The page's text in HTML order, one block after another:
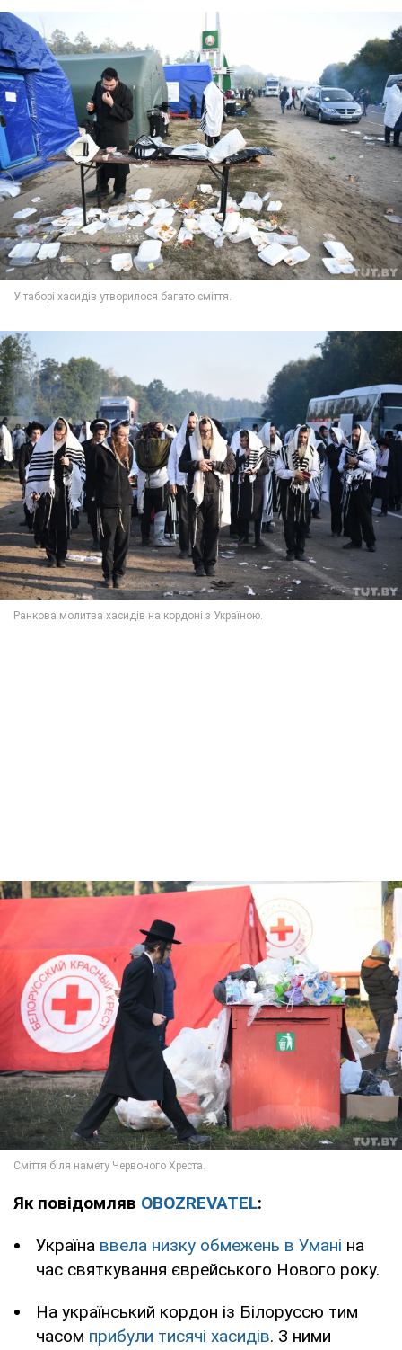
Як повідомляв OBOZREVATEL:
Україна ввела низку обмежень в Умані на
час святкування єврейського Нового року.
На український кордон із Білоруссю тим
часом прибули тисячі хасидів. З ними